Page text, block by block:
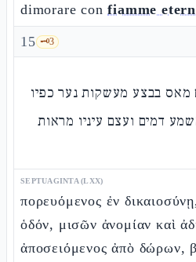
dimorare confiamme
15 🗝️3
מאס בבצע מעשקות נער כפיו
דמים ועצם עיניו מראות
SEPTUAGINTA (LXX)
πορευόμενος ἐν
ὁδόν, μισῶν ἀνομίαν καὶ
ἀποσειόμενος ἀπὸ δώρων,